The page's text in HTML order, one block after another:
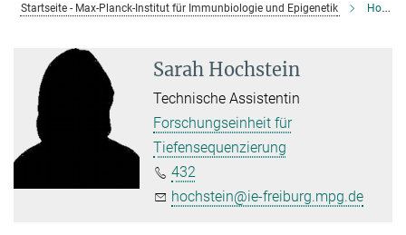
Startseite - Max-Planck-Institut für Immunbiologie und Epigenetik Hochstein, Sarah
Sarah Hochstein
Technische Assistentin
Forschungseinheit für
Tiefensequenzierung
432
hochstein@ie-freiburg.mpg.de